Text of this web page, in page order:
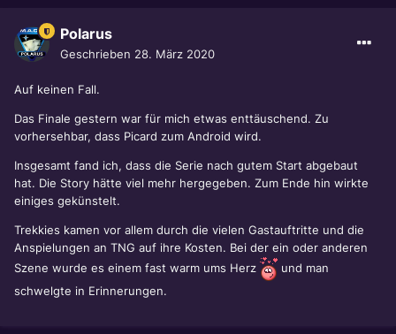
Polarus
Geschrieben 28. März 2020
Auf keinen Fall.
Das Finale gestern war für mich etwas enttäuschend. Zu
vorhersehbar, dass Picard zum Android wird.
Insgesamt fand ich, dass die Serie nach gutem Start abgebaut
hat. Die Story hätte viel mehr hergegeben. Zum Ende hin wirkte
einiges gekünstelt.
Trekkies kamen vor allem durch die vielen Gastauftritte und die
Anspielungen an TNG auf ihre Kosten. Bei der ein oder anderen
Szene wurde es einem fast warm ums Herz
und man
schwelgte in Erinnerungen.